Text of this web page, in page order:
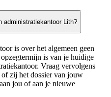
administratiekantoor Lith?
is over het algemeen geen
is van je huidige
Vraag vervolgens
zij het dossier van jouw
jou of aan je nieuwe